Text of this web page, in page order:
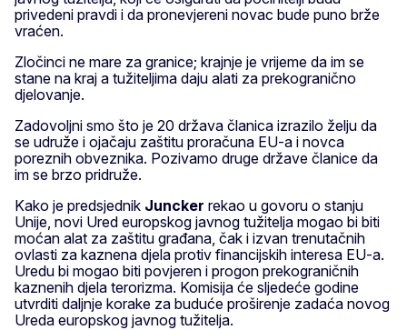
privedeni pravdi i da pronevjereni novac bude puno brže
vraćen.
Zločinci ne mare za granice; krajnje je vrijeme da im se
stane na kraj a tužiteljima daju alati za prekogranično
djelovanje.
Zadovoljni smo što je 20 država članica izrazilo želju da
se udruže i ojačaju zaštitu proračuna EU-a i novca
poreznih obveznika. Pozivamo druge države članice da
im se brzo pridruže.
Kako je predsjednik Juncker rekao u govoru o stanju
Unije, novi Ured europskog javnog tužitelja mogao bi biti
moćan alat za zaštitu građana, čak i izvan trenutačnih
ovlasti za kaznena djela protiv financijskih interesa EU-a.
Uredu bi mogao biti povjeren i progon prekograničnih
kaznenih djela terorizma. Komisija će sljedeće godine
utvrditi daljnje korake za buduće proširenje zadaća novog
Ureda europskog javnog tužitelja.